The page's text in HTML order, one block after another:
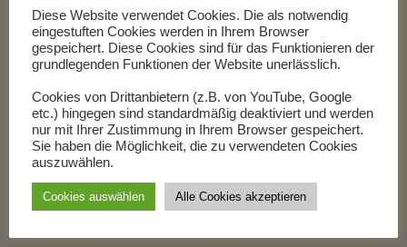
europäischer Ebene für den Schutz seltener Tiere und
Pflanzen genießt. Eingriffe dürfen hier nur erfolgen, wenn
zumutbare Alternativen nicht gegeben sind. Im Fall der
Planung der S4 wurden Alternativen jedoch gar nicht erst
geprüft!
Noch ist genug Zeit, um das Trojanische Pferd zu entlarven
und zu stoppen, denn es gäbe durchaus Alternativtrassen, die
das sensible Tunneltal und die vielen dichtbewohnten Gebiete
Diese Website verwendet Cookies. Die als notwendig
eingestuften Cookies werden in Ihrem Browser
gespeichert. Diese Cookies sind für das Funktionieren der
grundlegenden Funktionen der Website unerlässlich.
Cookies von Drittanbietern (z.B. von YouTube, Google
etc.) hingegen sind standardmäßig deaktiviert und werden
nur mit Ihrer Zustimmung in Ihrem Browser gespeichert.
Sie haben die Möglichkeit, die zu verwendeten Cookies
auszuwählen.
Cookies auswählen Alle Cookies akzeptieren